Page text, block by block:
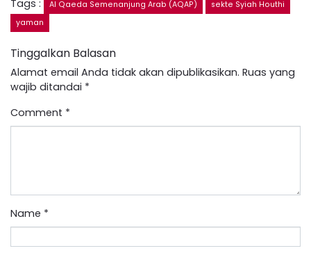
Tags : Al Qaeda Semenanjung Arab (AQAP)
sekte Syiah Houthi
yaman
Tinggalkan Balasan
Alamat email Anda tidak akan dipublikasikan. Ruas yang
wajib ditandai *
Comment *
Name *